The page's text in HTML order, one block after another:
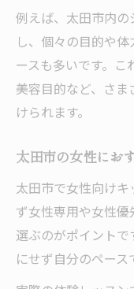
例えば、太田市内
し、個々の目的や
ースも多いです。こ
美容目的など、さ
けられます。
太田市の女性にお
太田市で女性向け
ず女性専用や女性
選ぶのがポイント
にせず自分のペース